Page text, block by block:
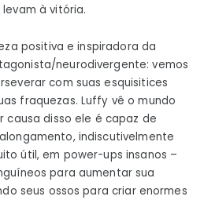
à vitória.
positiva e inspiradora da
neurodivergente: vemos
com suas esquisitices
fraquezas. Luffy vê o mundo
disso ele é capaz de
indiscutivelmente
útil, em power-ups insanos –
para aumentar sua
seus ossos para criar enormes